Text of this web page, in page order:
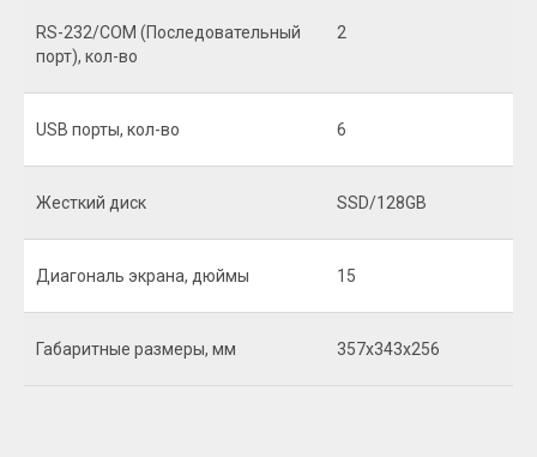
RS-232/COM (Последовательный
порт), кол-во
2
USB порты, кол-во 6
Жесткий диск SSD/128GB
Диагональ экрана, дюймы 15
Габаритные размеры, мм 357x343х256